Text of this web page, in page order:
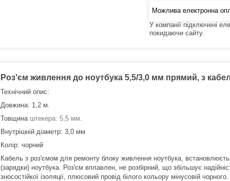
У компанії підключені
покидаючи сайту.
Роз'єм живлення до ноутбука 5,5/3,0 мм прямий, з
Технічний опис:
Довжина: 1,2 м.
Товщина штекера: 5,5 мм
Внутрішній діаметр: 3,0 мм
Колір: чорний
Кабель з роз'ємом для ремонту блоку живлення ноутбука,
(зарядки) ноутбука. Роз'єм вплавлен, не розбірний, що збільшує
зносостійкої ізоляції, плюсовий провід білого кольору мінусовій